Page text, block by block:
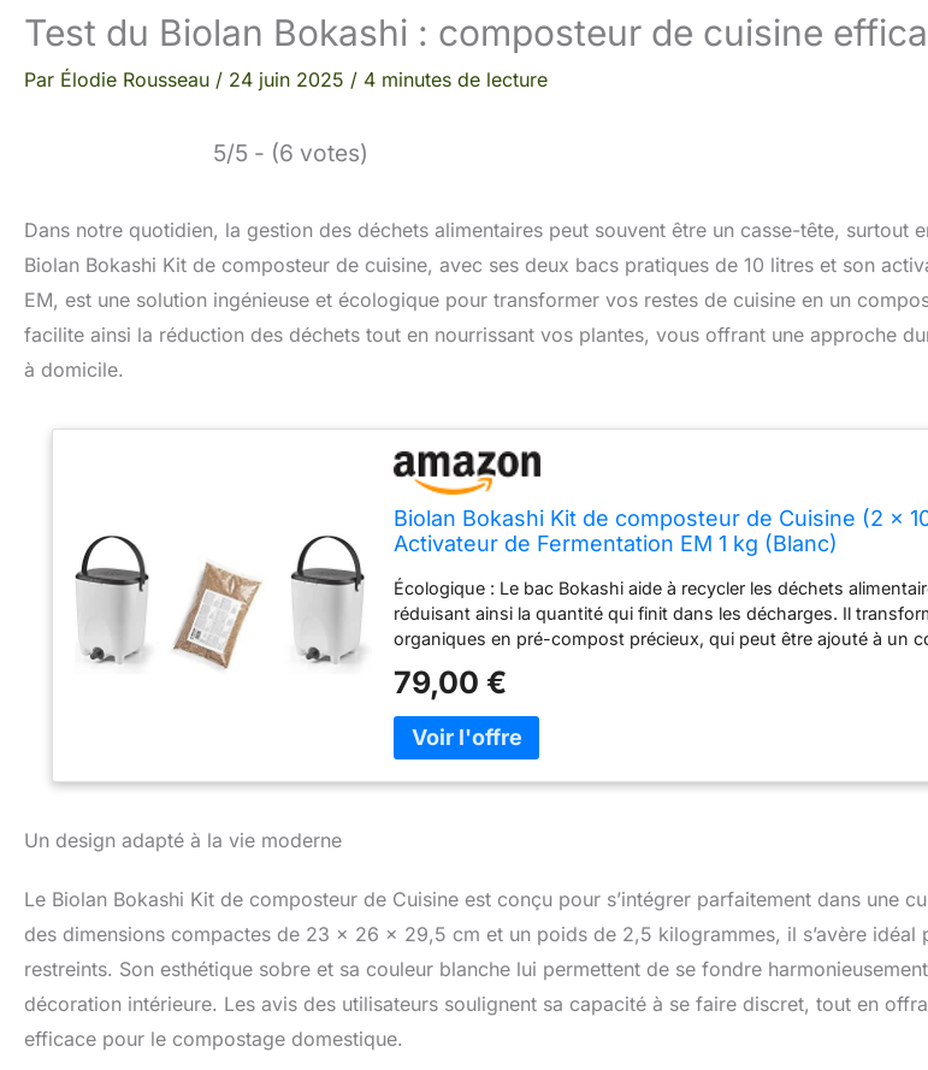
Test du Biolan Bokashi : composteur de cuisine
Par Élodie Rousseau / 24 juin 2025 / 4 minutes de lecture
5/5 - (6 votes)
Dans notre quotidien, la gestion des déchets alimentaires peut souvent être un casse-tête, surtout
Biolan Bokashi Kit de composteur de cuisine, avec ses deux bacs pratiques de 10 litres et son
EM, est une solution ingénieuse et écologique pour transformer vos restes de cuisine en un
facilite ainsi la réduction des déchets tout en nourrissant vos plantes, vous offrant une approche
à domicile.
Biolan Bokashi Kit de composteur de Cuisine (2 x
Activateur de Fermentation EM 1 kg (Blanc)
Écologique : Le bac Bokashi aide à recycler les déchets
réduisant ainsi la quantité qui finit dans les décharges. Il
organiques en pré-compost précieux, qui peut être ajouté à un
microbes et des nutriments utiles, rendant les plantes plus
Contrôle des odeurs : le joint hermétique garantit qu'aucune
s'échappe et rend le seau Bokashi idéal pour l'intérieur. Cette
permet de pré-composter les déchets de cuisine sans vous
En outre, le couvercle sécurisé aide à garder les insectes à
santé et la croissance des plantes. Design moderne et compact :
moderne et élégant du composteur Bokashi lui permet de
n'importe quel espace de cuisine. Sa taille compacte est parfaite
production de déchets ménagers typiques, pouvant accueillir
semaines de déchets organiques. Facile à utiliser : Le bac
simple : ajoutez des déchets organiques, saupoudrez de son,
le couvercle. Égouttez le liquide tous les quelques jours. Une fois
79,00 €
Un design adapté à la vie moderne
Le Biolan Bokashi Kit de composteur de Cuisine est conçu pour s’intégrer parfaitement dans une
des dimensions compactes de 23 x 26 x 29,5 cm et un poids de 2,5 kilogrammes, il s’avère idéal
restreints. Son esthétique sobre et sa couleur blanche lui permettent de se fondre
décoration intérieure. Les avis des utilisateurs soulignent sa capacité à se faire discret, tout en
efficace pour le compostage domestique.